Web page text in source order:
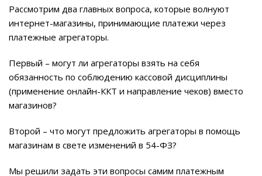
Рассмотрим два главных вопроса, которые волнуют
интернет-магазины, принимающие платежи через
платежные агрегаторы.
Первый – могут ли агрегаторы взять на себя
обязанность по соблюдению кассовой дисциплины
(применение онлайн-ККТ и направление чеков) вместо
магазинов?
Второй – что могут предложить агрегаторы в помощь
магазинам в свете изменений в 54-ФЗ?
Мы решили задать эти вопросы самим платежным